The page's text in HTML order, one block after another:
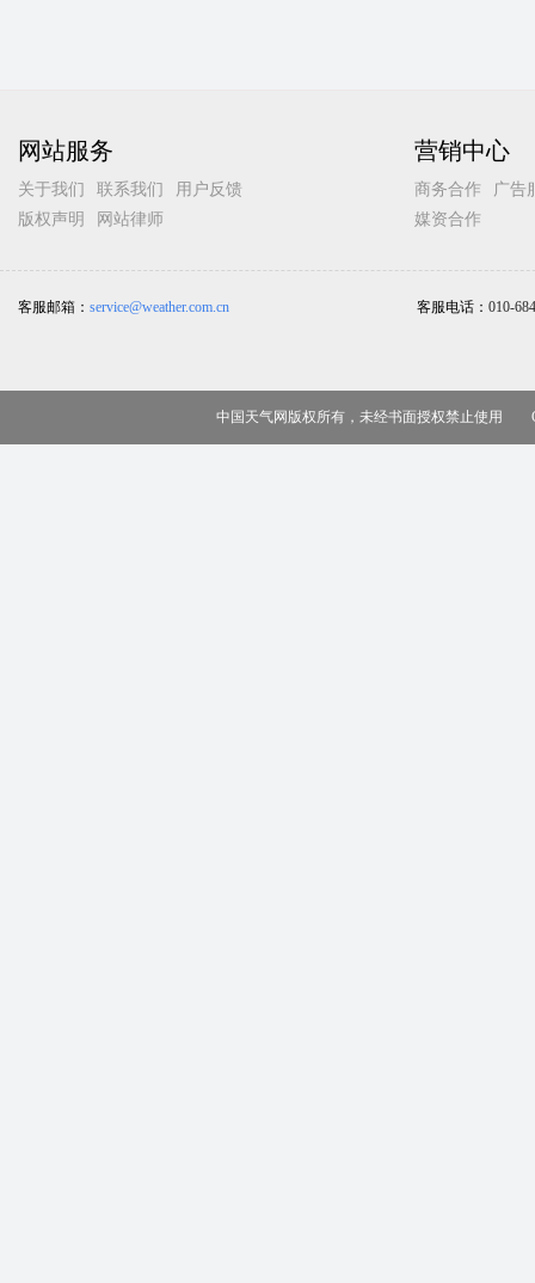
网站服务
关于我们 联系我们
用户反馈
版权声明
网站律师
营销中心
商务合作
广告
媒资合作
客服邮箱： service@weather.com.cn 客服电话： 010-
中国天气网版权所有，未经书面授权禁止使用